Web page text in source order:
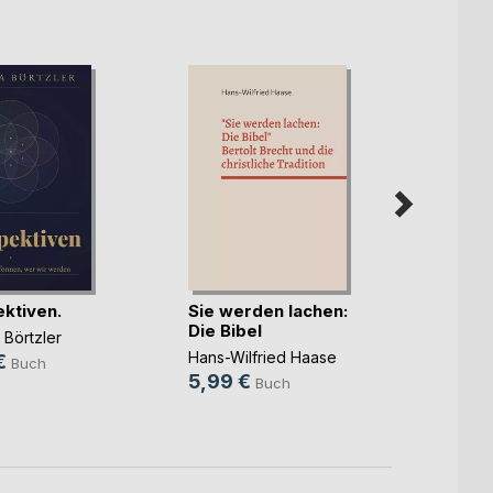
Börtzler
Buch
Sie werden lachen:
Die Bibel
Hans-Wilfried Haase
5,99 € Buch